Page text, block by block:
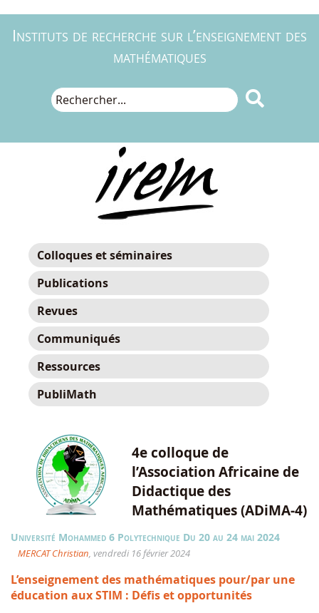
Instituts de recherche sur l’enseignement des
mathématiques

Colloques et séminaires
Publications
Revues
Communiqués
Ressources
PubliMath
4e colloque de
l’Association Africaine de
Didactique des
Mathématiques (ADiMA-4)
Université Mohammed 6 Polytechnique Du 20 au 24 mai 2024
MERCAT Christian, vendredi 16 février 2024
L’enseignement des mathématiques pour/par une
éducation aux STIM : Défis et opportunités